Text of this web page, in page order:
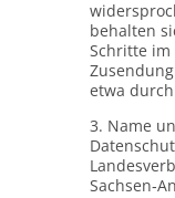
behalten
Schritte im
etwa
3. Name